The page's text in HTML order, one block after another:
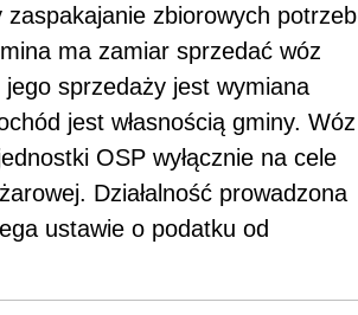
zbiorowych potrzeb
ma zamiar sprzedać wóz
sprzedaży jest wymiana
jest własnością gminy. Wóz
OSP wyłącznie na cele
Działalność prowadzona
ustawie o podatku od